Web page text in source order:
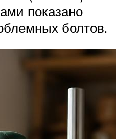
показано
болтов.